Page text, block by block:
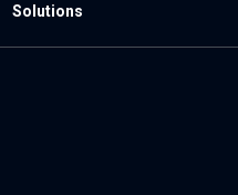
Solutions